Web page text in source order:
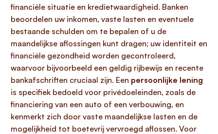
financiële situatie en kredietwaardigheid. Banken
beoordelen uw inkomen, vaste lasten en eventuele
bestaande schulden om te bepalen of u de
maandelijkse aflossingen kunt dragen; uw identiteit en
financiële gezondheid worden gecontroleerd,
waarvoor bijvoorbeeld een geldig rijbewijs en recente
bankafschriften cruciaal zijn. Een persoonlijke lening
is specifiek bedoeld voor privédoeleinden, zoals de
financiering van een auto of een verbouwing, en
kenmerkt zich door vaste maandelijkse lasten en de
mogelijkheid tot boetevrij vervroegd aflossen. Voor